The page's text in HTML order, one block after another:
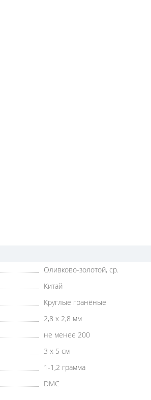
Оливково-золотой, ср.
Китай
Круглые гранёные
2,8 х 2,8 мм
не менее 200
3 х 5 см
1-1,2 грамма
DMC